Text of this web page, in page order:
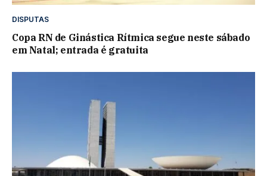
DISPUTAS
Copa RN de Ginástica Rítmica segue neste sábado
em Natal; entrada é gratuita